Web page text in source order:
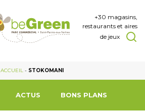
+30 magasins,
restaurants et aires
de jeux
ACCUEIL- STOKOMANI
ACTUS BONS PLANS